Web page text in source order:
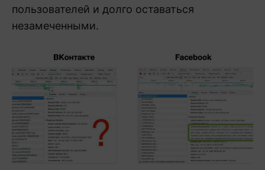
пользователей и долго оставаться
незамеченными.